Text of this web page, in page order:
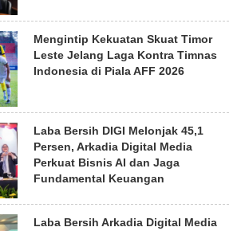
Mengintip Kekuatan Skuat Timor
Leste Jelang Laga Kontra Timnas
Indonesia di Piala AFF 2026
Laba Bersih DIGI Melonjak 45,1
Persen, Arkadia Digital Media
Perkuat Bisnis AI dan Jaga
Fundamental Keuangan
Laba Bersih Arkadia Digital Media